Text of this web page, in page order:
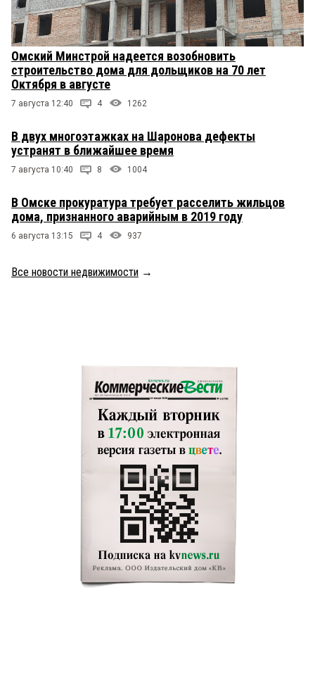
Омский Минстрой надеется возобновить
строительство дома для дольщиков на 70 лет
Октября в августе
7 августа 12:40 4 1262
В двух многоэтажках на Шаронова дефекты
устранят в ближайшее время
7 августа 10:40 8 1004
В Омске прокуратура требует расселить жильцов
дома, признанного аварийным в 2019 году
6 августа 13:15 4 937
Все новости недвижимости →